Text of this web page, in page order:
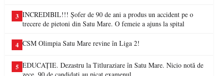
3 INCREDIBIL!!! Șofer de 90 de ani a produs un accident pe o
trecere de pietoni din Satu Mare. O femeie a ajuns la spital
4 CSM Olimpia Satu Mare revine în Liga 2!
5 EDUCAȚIE. Dezastru la Titluraziare în Satu Mare. Nicio notă de